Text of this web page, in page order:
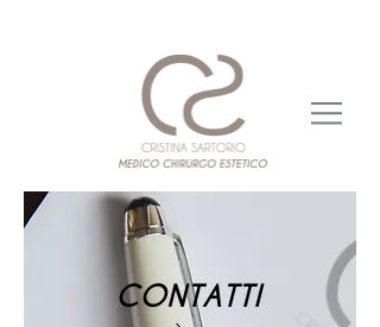
CONTATTI